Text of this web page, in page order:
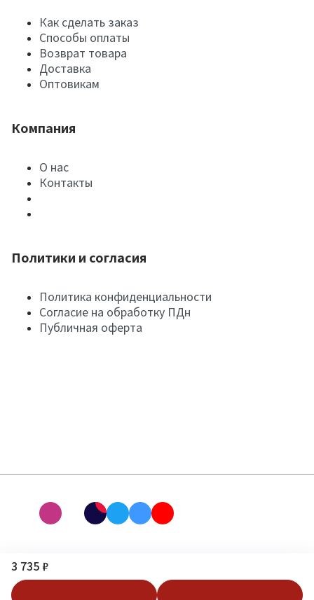
3 735 ₽
Как сделать заказ
Способы оплаты
Возврат товара
Доставка
Оптовикам
Компания
О нас
Контакты
Политики и согласия
Политика конфиденциальности
Согласие на обработку ПДн
Публичная оферта